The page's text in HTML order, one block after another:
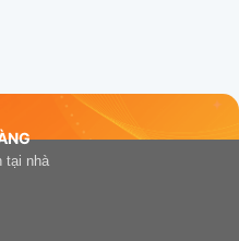
tại nhà